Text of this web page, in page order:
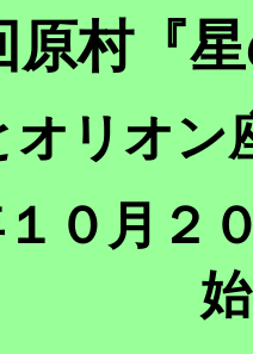
原村『
オリオ
１０月